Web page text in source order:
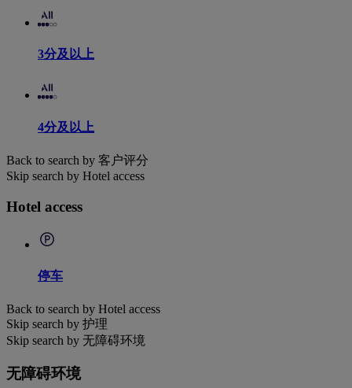
3分及以上
4分及以上
Back to search by 客户评分
Skip search by Hotel access
Hotel access
停车
Back to search by Hotel access
Skip search by 护理
Skip search by 无障碍环境
无障碍环境